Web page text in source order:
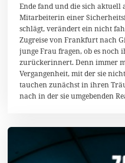
Ende fand und die sich
Mitarbeiterin einer
schlägt, verändert ein nicht
Zugreise von Frankfurt nach
junge Frau fragen, ob es noch
zurückerinnert. Denn immer
Vergangenheit, mit der sie
tauchen zunächst in ihren
nach in der sie umgebenden